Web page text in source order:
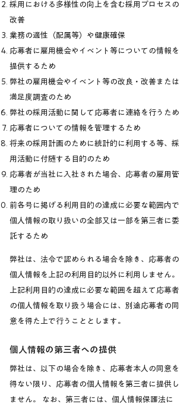
採用における多様性の向上を含む採用プロセスの
改善
業務の適性（配属等）や健康確保
応募者に雇用機会やイベント等についての情報を
提供するため
弊社の雇用機会やイベント等の改良・改善または
満足度調査のため
弊社の採用活動に関して応募者に連絡を行うため
応募者についての情報を管理するため
将来の採用計画のために統計的に利用する等、採
用活動に付随する目的のため
応募者が当社に入社された場合、応募者の雇用管
理のため
前各号に掲げる利用目的の達成に必要な範囲内で
個人情報の取り扱いの全部又は一部を第三者に委
託するため
弊社は、法令で認められる場合を除き、応募者の
個人情報を上記の利用目的以外に利用しません。
上記利用目的の達成に必要な範囲を超えて応募者
の個人情報を取り扱う場合には、別途応募者の同
意を得た上で行うこととします。
個人情報の第三者への提供
弊社は、以下の場合を除き、応募者本人の同意を
得ない限り、応募者の個人情報を第三者に提供し
ません。 なお、第三者には、個人情報保護法に